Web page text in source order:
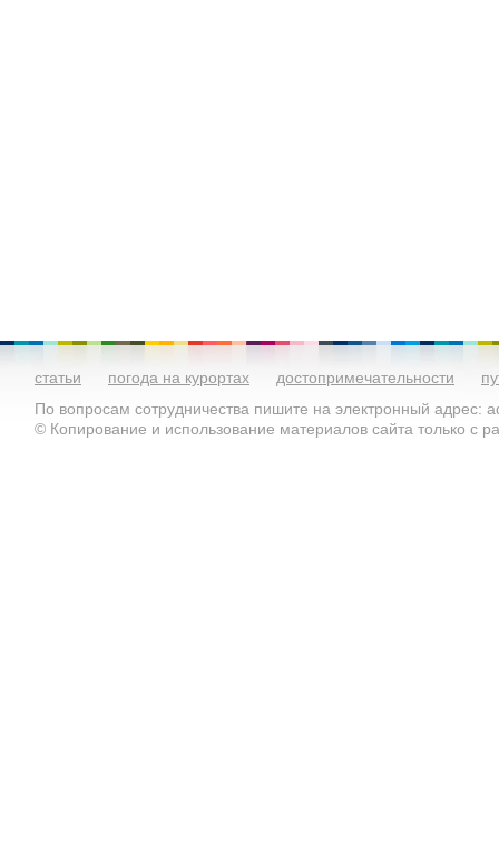
статьи погода на курортах достопримечательности
По вопросам сотрудничества пишите на электронный адрес:
© Копирование и использование материалов сайта только с